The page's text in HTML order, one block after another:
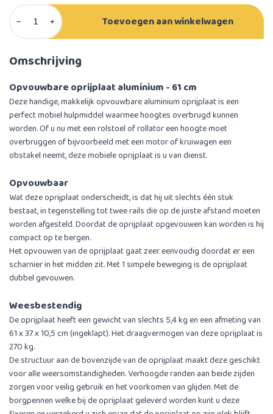
− + Toevoegen aan winkelwagen
Omschrijving
Opvouwbare oprijplaat aluminium - 61 cm
Deze handige, makkelijk opvouwbare aluminium oprijplaat is een
perfect mobiel hulpmiddel waarmee hoogtes overbrugd kunnen
worden. Of u nu met een rolstoel of rollator een hoogte moet
overbruggen of bijvoorbeeld met een motor of kruiwagen een
obstakel neemt, deze mobiele oprijplaat is u van dienst.
Opvouwbaar
Wat deze oprijplaat onderscheidt, is dat hij uit slechts één stuk
bestaat, in tegenstelling tot twee rails die op de juiste afstand moeten
worden afgesteld. Doordat de oprijplaat opgevouwen kan worden is hij
compact op te bergen.
Het opvouwen van de oprijplaat gaat zeer eenvoudig doordat er een
scharnier in het midden zit. Met 1 simpele beweging is de oprijplaat
dubbel gevouwen.
Weesbestendig
De oprijplaat heeft een gewicht van slechts 5,4 kg en een afmeting van
61 x 37 x 10,5 cm (ingeklapt). Het draagvermogen van deze oprijplaat is
270 kg.
De structuur aan de bovenzijde van de oprijplaat maakt deze geschikt
voor alle weersomstandigheden. Verhoogde randen aan beide zijden
zorgen voor veilig gebruik en het voorkomen van glijden. Met de
borgpennen welke bij de oprijplaat geleverd worden kunt u deze